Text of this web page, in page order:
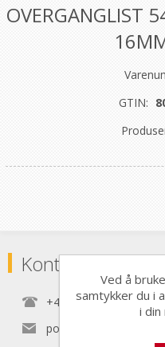
OVERGANGLIST
GTIN:
+47 22 30 40 70
post@nordictools.no
Ved å
samtykker du i
i